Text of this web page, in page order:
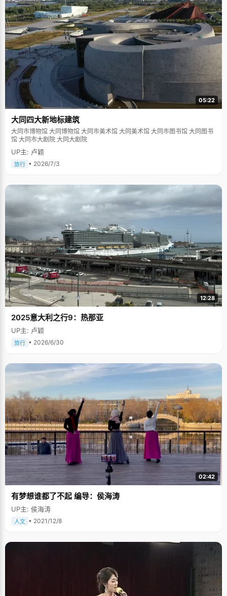
05:22
大同四大新地标建筑
大同市博物馆 大同博物馆 大同市美术馆 大同美术馆 大同市图书馆 大同图书
馆 大同市大剧院 大同大剧院
UP主: 卢颖
旅行 • 2026/7/3
12:28
2025意大利之行9：热那亚
UP主: 卢颖
旅行 • 2026/6/30
02:42
有梦想谁都了不起 编导：侯海涛
UP主: 侯海涛
人文 • 2021/12/8